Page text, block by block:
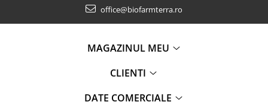
office@biofarmterra.ro
MAGAZINUL MEU
CLIENTI
DATE COMERCIALE